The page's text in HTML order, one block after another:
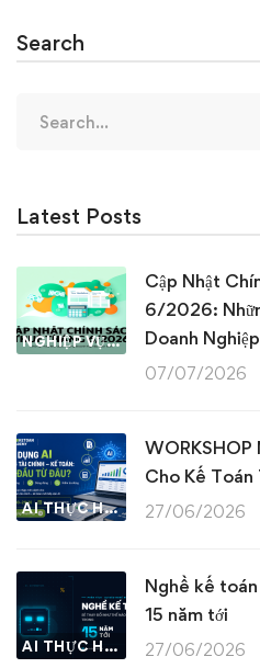
Search
for:
Latest Posts
NGHIỆP VỤ KẾ TOÁN & THUẾ
Cập Nhật
6/2026:
Doanh
07/07/2026
AI THỰC HÀNH
WORKSHOP
Cho Kế Toán
27/06/2026
AI THỰC HÀNH
Nghề kế
15 năm tới
27/06/2026